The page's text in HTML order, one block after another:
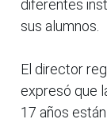
diferentes
sus alumnos.
El director
expresó que
17 años